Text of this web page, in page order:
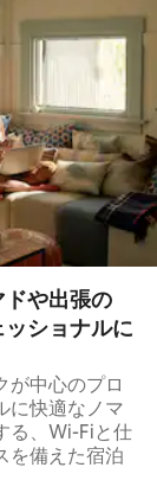
や出⁠張⁠の
シ⁠ョ⁠ナ⁠ル⁠に
が中心のプロ
に快適なノマ
る、Wi-Fiと仕
を備えた宿泊